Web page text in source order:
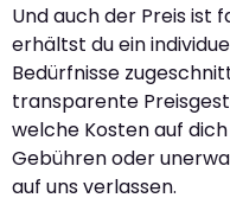
Und auch der Preis ist
erhältst du ein
Bedürfnisse
transparente
welche Kosten auf
Gebühren oder
auf uns verlassen.